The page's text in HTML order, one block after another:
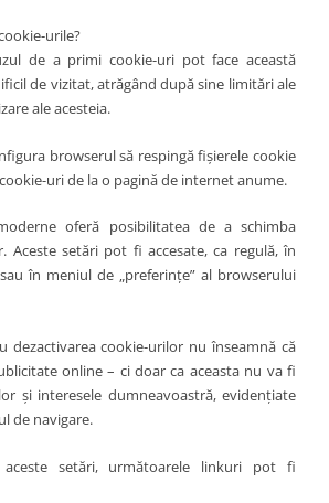
urile?
de a primi cookie-uri pot face această
de vizitat, atrăgând după sine limitări ale
ale acesteia.
browserul să respingă fișierele cookie
uri de la o pagină de internet anume.
oferă posibilitatea de a schimba
Aceste setări pot fi accesate, ca regulă, în
în meniul de „preferințe” al browserului
dezactivarea cookie-urilor nu înseamnă că
online – ci doar ca aceasta nu va fi
și interesele dumneavoastră, evidențiate
de navigare.
setări, următoarele linkuri pot fi